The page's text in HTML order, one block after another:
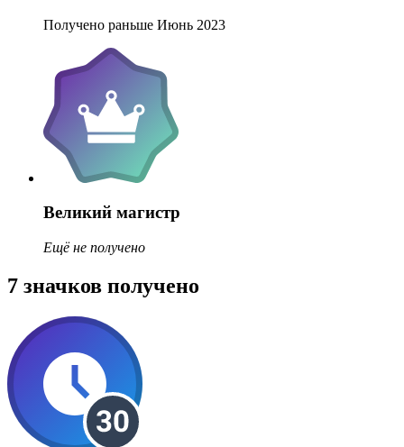
Получено раньше Июнь 2023
Великий магистр
Ещё не получено
7 значков получено